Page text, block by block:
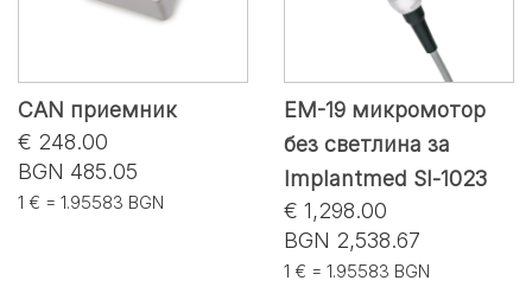
CAN приемник
€ 248.00
BGN 485.05
1 € = 1.95583 BGN
EM-19 микромотор
без светлина за
Implantmed Sl-1023
€ 1,298.00
BGN 2,538.67
1 € = 1.95583 BGN